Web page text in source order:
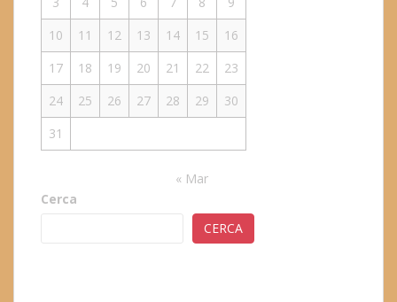
10
11 12 13 14 15
16
17
18 19 20 21 22
23
24
25 26 27 28 29
30
31
« Mar
Cerca
CERCA